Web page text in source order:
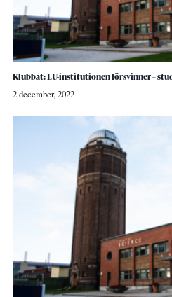
Klubbat: LU-institutionen försvinner –
2 december, 2022